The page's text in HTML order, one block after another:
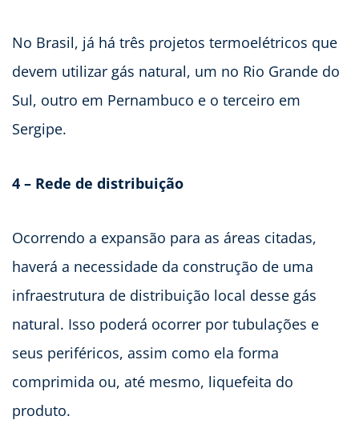
No Brasil, já há três projetos termoelétricos que
devem utilizar gás natural, um no Rio Grande do
Sul, outro em Pernambuco e o terceiro em
Sergipe.
4 – Rede de distribuição
Ocorrendo a expansão para as áreas citadas,
haverá a necessidade da construção de uma
infraestrutura de distribuição local desse gás
natural. Isso poderá ocorrer por tubulações e
seus periféricos, assim como ela forma
comprimida ou, até mesmo, liquefeita do
produto.